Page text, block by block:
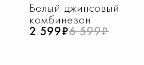
Белый джинсовый
комбинезон
2 599₽6 599₽